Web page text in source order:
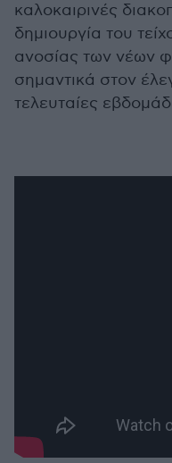
καλοκαιρινές
δημιουργία του
ανοσίας των νέων
σημαντικά στον
τελευταίες